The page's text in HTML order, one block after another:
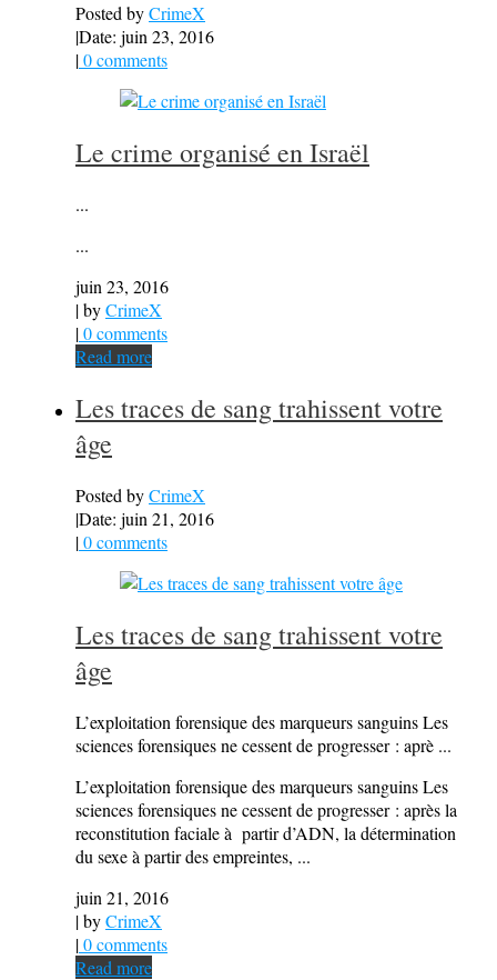
Posted byCrimeX
|Date: juin 23, 2016
|0 comments
Le crime organisé en Israël
...
...
juin 23, 2016
| byCrimeX
|0 comments
Read more
Les traces de sang trahissent votre
âge
Posted byCrimeX
|Date: juin 21, 2016
|0 comments
Les traces de sang trahissent votre
âge
L’exploitation forensique des marqueurs sanguins Les
sciences forensiques ne cessent de progresser : aprè ...
L’exploitation forensique des marqueurs sanguins Les
sciences forensiques ne cessent de progresser : après la
reconstitution faciale à partir d’ADN, la détermination
du sexe à partir des empreintes, ...
juin 21, 2016
| byCrimeX
|0 comments
Read more